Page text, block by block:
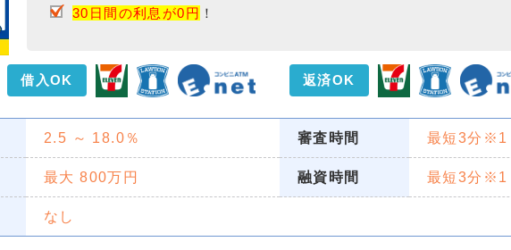
30日間の利息が0円 ！
借入OK 返済OK
2.5 ～ 18.0％ 審査時間 最短3分※1
最大 800万円 融資時間 最短3分※1
なし